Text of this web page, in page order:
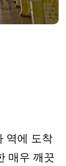
역에 도착
매우 깨끗